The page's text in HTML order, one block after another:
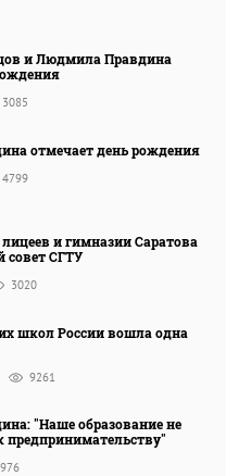
и Людмила Правдина
3085
отмечает день рождения
4799
и гимназии Саратова
СГТУ
3020
школ России вошла одна
9261
"Наше образование не
предпринимательству"